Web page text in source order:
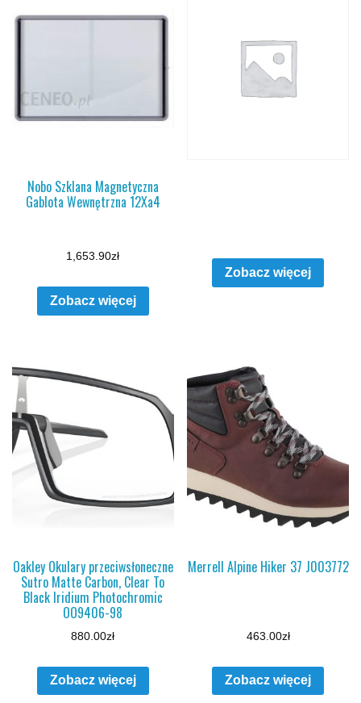
Nobo Szklana Magnetyczna
Gablota Wewnętrzna 12Xa4
1,653.90zł
Zobacz więcej
Zobacz więcej
Oakley Okulary przeciwsłoneczne
Sutro Matte Carbon, Clear To
Black Iridium Photochromic
OO9406-98
880.00zł
Zobacz więcej
Merrell Alpine Hiker 37 J003772
463.00zł
Zobacz więcej